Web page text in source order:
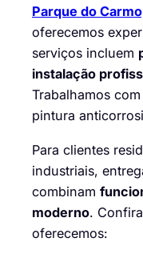
Parque do
oferecemos
serviços incluem
instalação
Trabalhamos
pintura
Para clientes
industriais,
combinam
moderno.
oferecemos: